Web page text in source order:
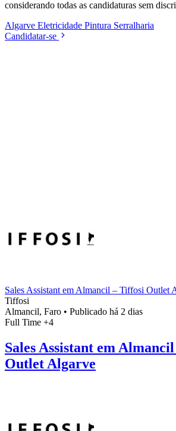
considerando todas as candidaturas sem
Algarve Eletricidade Pintura Serralharia
Candidatar-se
Sales Assistant em Almancil – Tiffosi Outlet
Tiffosi
Almancil, Faro • Publicado há 2 dias
Full Time +4
Sales Assistant em
Outlet Algarve